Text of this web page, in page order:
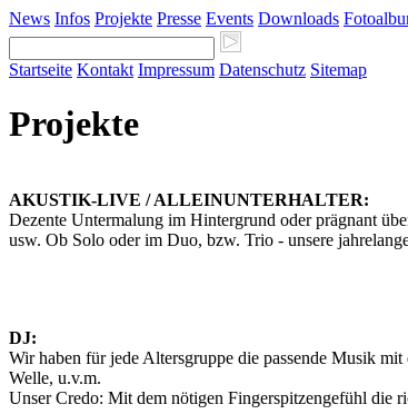
News Infos Projekte Presse Events Downloads
Startseite Kontakt Impressum Datenschutz Sitemap
Projekte
AKUSTIK-LIVE / ALLEINUNTERHALTER:
Dezente Untermalung im Hintergrund oder prägnant
usw. Ob Solo oder im Duo, bzw. Trio - unsere
DJ:
Wir haben für jede Altersgruppe die passende Musik
Welle, u.v.m.
Unser Credo: Mit dem nötigen Fingerspitzengefühl die